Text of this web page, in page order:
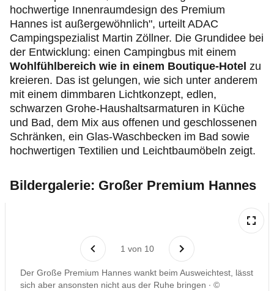
hochwertige Innenraumdesign des Premium
Hannes ist außergewöhnlich", urteilt ADAC
Campingspezialist Martin Zöllner. Die Grundidee bei
der Entwicklung: einen Campingbus mit einem
Wohlfühlbereich wie in einem Boutique-Hotel zu
kreieren. Das ist gelungen, wie sich unter anderem
mit einem dimmbaren Lichtkonzept, edlen,
schwarzen Grohe-Haushaltsarmaturen in Küche
und Bad, dem Mix aus offenen und geschlossenen
Schränken, ein Glas-Waschbecken im Bad sowie
hochwertigen Textilien und Leichtbaumöbeln zeigt.
Bildergalerie: Großer Premium Hannes
1 von 10
Der Große Premium Hannes wankt beim Ausweichtest, lässt
sich aber ansonsten nicht aus der Ruhe bringen
©